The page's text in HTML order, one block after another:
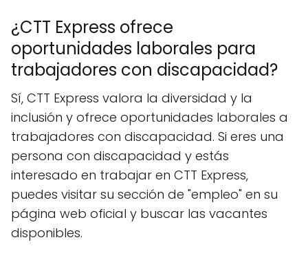
¿CTT Express ofrece
oportunidades laborales para
trabajadores con discapacidad?
Sí, CTT Express valora la diversidad y la
inclusión y ofrece oportunidades laborales a
trabajadores con discapacidad. Si eres una
persona con discapacidad y estás
interesado en trabajar en CTT Express,
puedes visitar su sección de "empleo" en su
página web oficial y buscar las vacantes
disponibles.